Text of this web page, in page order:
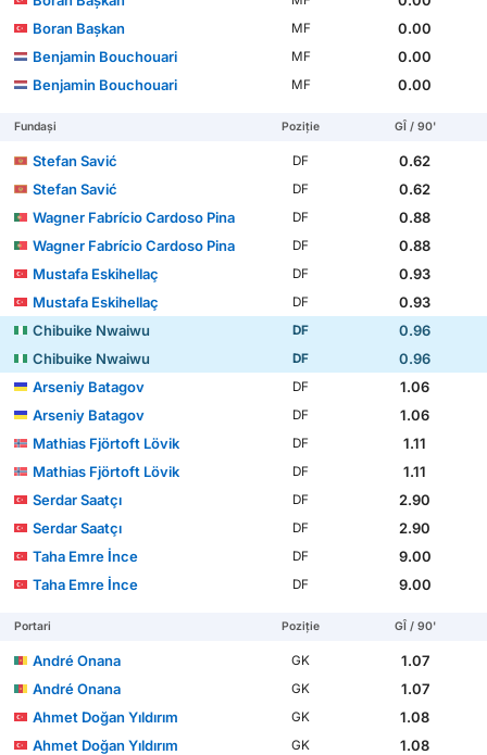
Boran Başkan
MF
0.00
Benjamin Bouchouari
MF
0.00
Benjamin Bouchouari
MF 0.00
Fundași Poziție GÎ / 90'
Stefan Savić DF
0.62
Stefan Savić
DF
0.62
Wagner Fabrício Cardoso Pina
DF
0.88
Wagner Fabrício Cardoso Pina
DF
0.88
Mustafa Eskihellaç
DF
0.93
Mustafa Eskihellaç
DF
0.93
Chibuike Nwaiwu
DF
0.96
Chibuike Nwaiwu
DF
0.96
Arseniy Batagov
DF
1.06
Arseniy Batagov
DF
1.06
Mathias Fjörtoft Lövik
DF
1.11
Mathias Fjörtoft Lövik
DF
1.11
Serdar Saatçı
DF
2.90
Serdar Saatçı
DF
2.90
Taha Emre İnce
DF
9.00
Taha Emre İnce
DF 9.00
Portari Poziție GÎ / 90'
André Onana GK
1.07
André Onana
GK
1.07
Ahmet Doğan Yıldırım
GK
1.08
Ahmet Doğan Yıldırım
GK
1.08